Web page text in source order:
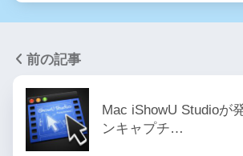
前の記事
Mac iShowU Studioが
ンキャプチ…